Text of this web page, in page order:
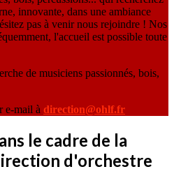
innovante, dans une ambiance
pas à venir nous rejoindre ! Nos
l'accueil est possible toute
de musiciens passionnés, bois,
e-mail à direction@ohlf.fr
le cadre de la
d'orchestre